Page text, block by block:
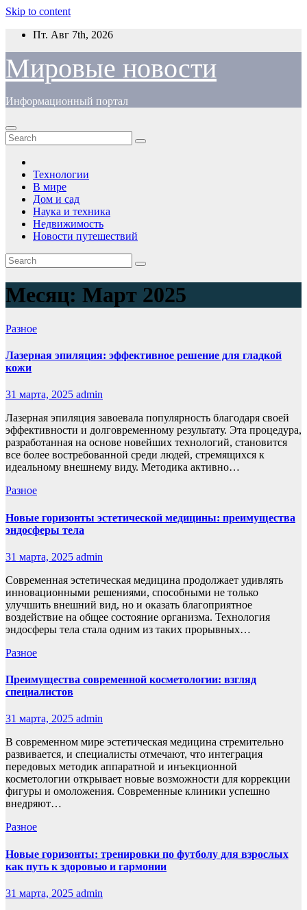
Skip to content
Пт. Авг 7th, 2026
Мировые новости
Информационный портал
Технологии
В мире
Дом и сад
Наука и техника
Недвижимость
Новости путешествий
Месяц: Март 2025
Разное
Лазерная эпиляция: эффективное решение для гладкой
кожи
31 марта, 2025 admin
Лазерная эпиляция завоевала популярность благодаря своей
эффективности и долговременному результату. Эта процедура,
разработанная на основе новейших технологий, становится
все более востребованной среди людей, стремящихся к
идеальному внешнему виду. Методика активно…
Разное
Новые горизонты эстетической медицины: преимущества
эндосферы тела
31 марта, 2025 admin
Современная эстетическая медицина продолжает удивлять
инновационными решениями, способными не только
улучшить внешний вид, но и оказать благоприятное
воздействие на общее состояние организма. Технология
эндосферы тела стала одним из таких прорывных…
Разное
Преимущества современной косметологии: взгляд
специалистов
31 марта, 2025 admin
В современном мире эстетическая медицина стремительно
развивается, и специалисты отмечают, что интеграция
передовых методик аппаратной и инъекционной
косметологии открывает новые возможности для коррекции
фигуры и омоложения. Современные клиники успешно
внедряют…
Разное
Новые горизонты: тренировки по футболу для взрослых
как путь к здоровью и гармонии
31 марта, 2025 admin